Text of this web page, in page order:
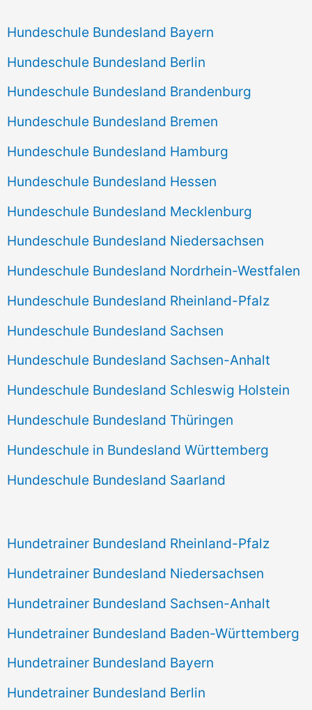
Hundeschule Bundesland Bayern
Hundeschule Bundesland Berlin
Hundeschule Bundesland Brandenburg
Hundeschule Bundesland Bremen
Hundeschule Bundesland Hamburg
Hundeschule Bundesland Hessen
Hundeschule Bundesland Mecklenburg
Hundeschule Bundesland Niedersachsen
Hundeschule Bundesland Nordrhein-Westfalen
Hundeschule Bundesland Rheinland-Pfalz
Hundeschule Bundesland Sachsen
Hundeschule Bundesland Sachsen-Anhalt
Hundeschule Bundesland Schleswig Holstein
Hundeschule Bundesland Thüringen
Hundeschule in Bundesland Württemberg
Hundeschule Bundesland Saarland
Hundetrainer Bundesland Rheinland-Pfalz
Hundetrainer Bundesland Niedersachsen
Hundetrainer Bundesland Sachsen-Anhalt
Hundetrainer Bundesland Baden-Württemberg
Hundetrainer Bundesland Bayern
Hundetrainer Bundesland Berlin